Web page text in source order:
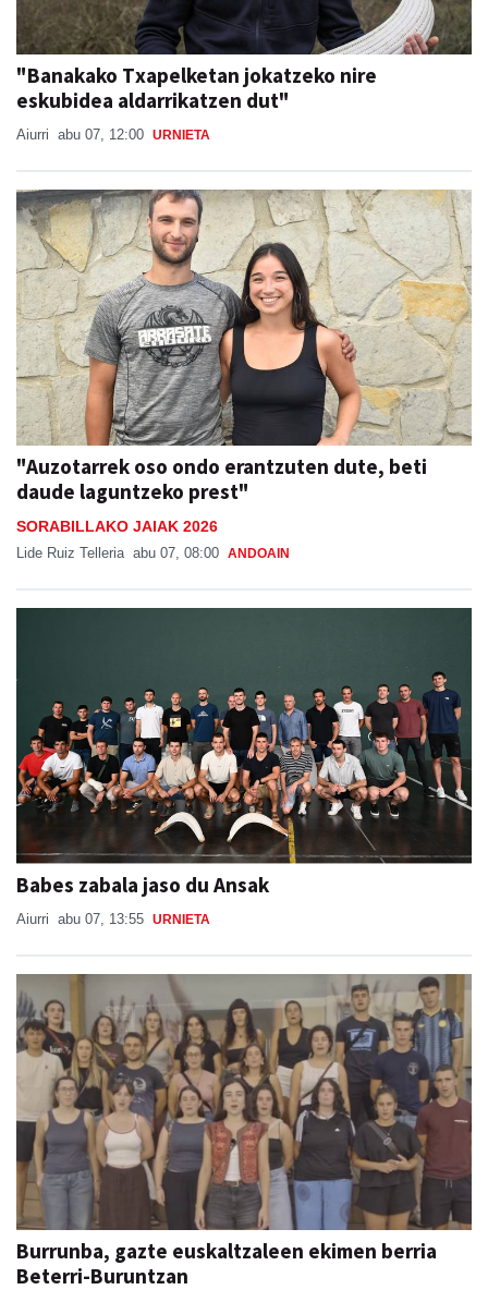
"Banakako Txapelketan jokatzeko nire
eskubidea aldarrikatzen dut"
Aiurri abu 07, 12:00 URNIETA
"Auzotarrek oso ondo erantzuten dute, beti
daude laguntzeko prest"
SORABILLAKO JAIAK 2026
Lide Ruiz Telleria abu 07, 08:00 ANDOAIN
Babes zabala jaso du Ansak
Aiurri abu 07, 13:55 URNIETA
Burrunba, gazte euskaltzaleen ekimen berria
Beterri-Buruntzan